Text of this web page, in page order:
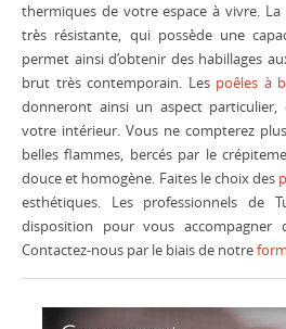
thermiques de votre espace à vivre.
très résistante, qui possède une
permet ainsi d’obtenir des habillages
brut très contemporain. Lespoêles à
donneront ainsi un aspect
votre intérieur. Vous ne compterez
belles flammes, bercés par le
douce et homogène. Faites le choix des
esthétiques. Les professionnels de
disposition pour vous accompagner
Contactez-nous par le biais de notre